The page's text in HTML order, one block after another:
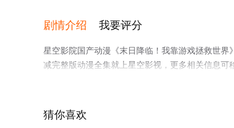
剧情介绍 我要评分
星空影院国产动漫《末日降临！我靠游戏拯救世
减完整版动漫全集就上星空影视，更多相关信息可
猜你喜欢